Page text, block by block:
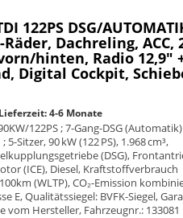
122PS DSG/
Räder, Dachreling, ACC,
hinten, Radio 12,9"
Digital Cockpit,
4-6 Monate
122PS ; 7-Gang-DSG
Sitzer, 90 kW (122 PS), 1.968 cm³,
(DSG),
(ICE), Diesel, Kraftstoffverbrauch
(WLTP), CO₂-Emission
E, Qualitätssiegel: BVFK-Siegel,
vom Hersteller, Fahrzeugnr.: 133081